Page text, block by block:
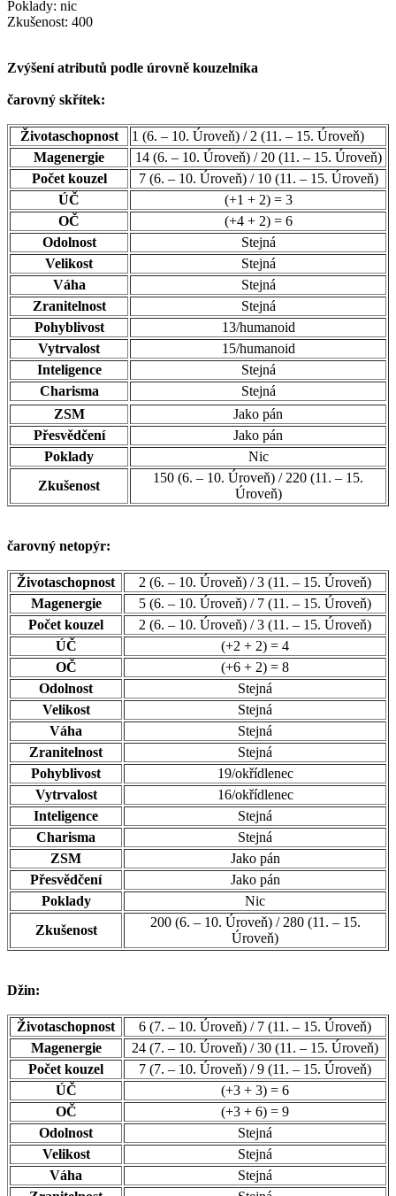
Poklady: nic
Zkušenost: 400
Zvýšení atributů podle úrovně kouzelníka
čarovný skřítek:
Životaschopnost
1 (6. – 10. Úroveň) / 2 (11. – 15. Úroveň)
Magenergie
14 (6. – 10. Úroveň) / 20 (11. – 15. Úroveň)
Počet kouzel
7 (6. – 10. Úroveň) / 10 (11. – 15. Úroveň)
ÚČ
(+1 + 2) = 3
OČ
(+4 + 2) = 6
Odolnost
Stejná
Velikost
Stejná
Váha
Stejná
Zranitelnost
Stejná
Pohyblivost
13/humanoid
Vytrvalost
15/humanoid
Inteligence
Stejná
Charisma
Stejná
ZSM
Jako pán
Přesvědčení
Jako pán
Poklady
Nic
Zkušenost
150 (6. – 10. Úroveň) / 220 (11. – 15.
Úroveň)
čarovný netopýr:
Životaschopnost
2 (6. – 10. Úroveň) / 3 (11. – 15. Úroveň)
Magenergie
5 (6. – 10. Úroveň) / 7 (11. – 15. Úroveň)
Počet kouzel
2 (6. – 10. Úroveň) / 3 (11. – 15. Úroveň)
ÚČ
(+2 + 2) = 4
OČ
(+6 + 2) = 8
Odolnost
Stejná
Velikost
Stejná
Váha
Stejná
Zranitelnost
Stejná
Pohyblivost
19/okřídlenec
Vytrvalost
16/okřídlenec
Inteligence
Stejná
Charisma
Stejná
ZSM
Jako pán
Přesvědčení
Jako pán
Poklady
Nic
Zkušenost
200 (6. – 10. Úroveň) / 280 (11. – 15.
Úroveň)
Džin:
Životaschopnost
6 (7. – 10. Úroveň) / 7 (11. – 15. Úroveň)
Magenergie
24 (7. – 10. Úroveň) / 30 (11. – 15. Úroveň)
Počet kouzel
7 (7. – 10. Úroveň) / 9 (11. – 15. Úroveň)
ÚČ
(+3 + 3) = 6
OČ
(+3 + 6) = 9
Odolnost
Stejná
Velikost
Stejná
Váha
Stejná